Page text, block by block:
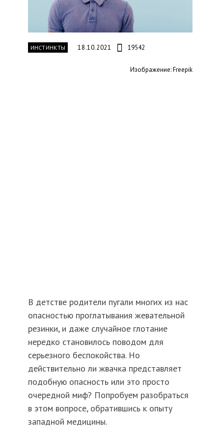
ИНСТИНКТЫ 18.10.2021 19542
Изображение: Freepik
В детстве родители пугали многих из нас
опасностью проглатывания жевательной
резинки, и даже случайное глотание
нередко становилось поводом для
серьезного беспокойства. Но
действительно ли жвачка представляет
подобную опасность или это просто
очередной миф? Попробуем разобраться
в этом вопросе, обратившись к опыту
западной медицины.